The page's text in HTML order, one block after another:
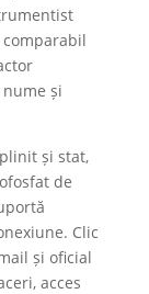
și
și stat,
de
Clic
și oficial
acces